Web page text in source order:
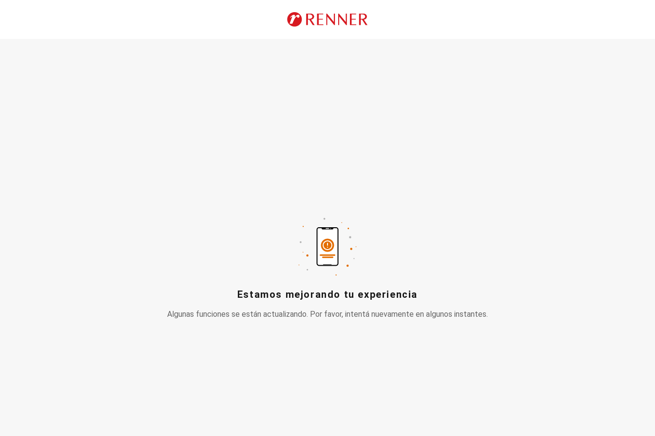
Estamos mejorando tu experiencia
Algunas funciones se están actualizando. Por favor, intentá nuevamente en algunos instantes.